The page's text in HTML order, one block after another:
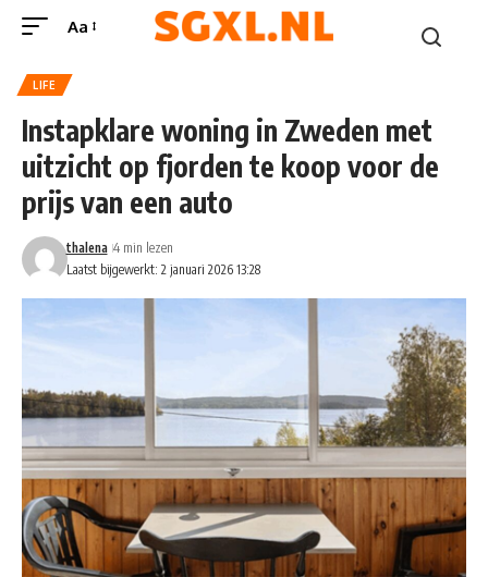
Aa
LIFE
Instapklare woning in Zweden met
uitzicht op fjorden te koop voor de
prijs van een auto
Laatst bijgewerkt: 2 januari 2026 13:28
thalena 4 min lezen